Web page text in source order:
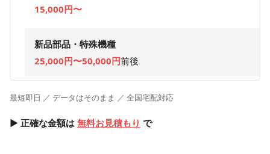
15,000円〜
新品部品・特殊機種
25,000円〜50,000円前後
最短即日 ／ データはそのまま ／ 全国宅配対応
▶ 正確な金額は 無料お見積もり で